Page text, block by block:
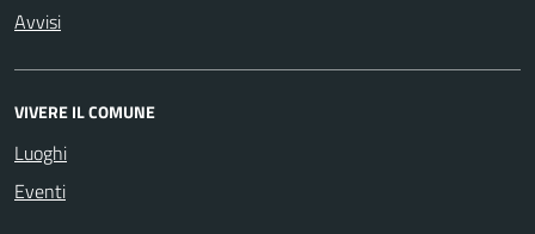
Avvisi
VIVERE IL COMUNE
Luoghi
Eventi